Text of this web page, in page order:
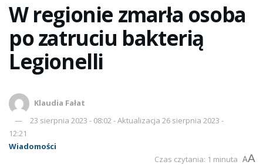
W regionie zmarła osoba
po zatruciu bakterią
Legionelli
Klaudia Fałat
23 sierpnia 2023 - 08:02 - Aktualizacja 26 sierpnia 2023 -
12:21
Wiadomości
Czas czytania: 1 minuta AA